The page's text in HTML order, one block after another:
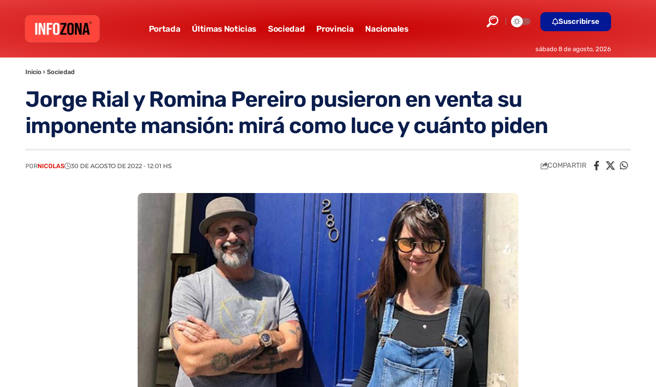
Portada Últimas Noticias Sociedad Provincia Nacionales
Suscribirse
sábado 8 de agosto, 2026
Inicio › Sociedad
Jorge Rial y Romina Pereiro pusieron en venta su
imponente mansión: mirá como luce y cuánto piden
PORNICOLAS 30 DE AGOSTO DE 2022 - 12:01 HS COMPARTIR